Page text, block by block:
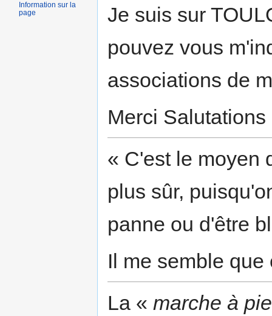
Je suis sur
pouvez vous
associations de
Merci Salutations
« C'est le moyen
plus sûr,
panne ou d'être
Il me semble
La « marche à
Information sur la
page